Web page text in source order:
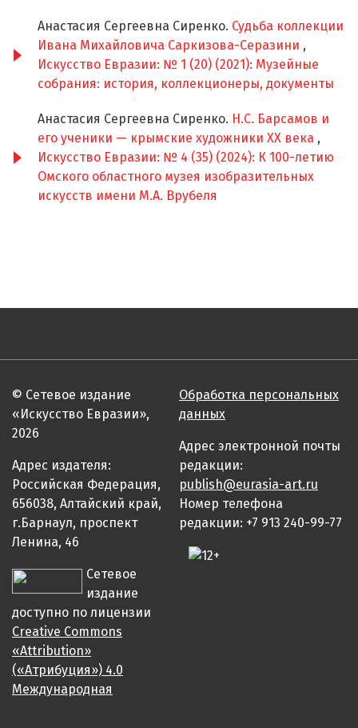
Анастасия Сергеевна Сиренко. Судьба коллекции
Ивана Михайловича Саркизова-Серазини ,
Искусство Евразии: № 1 (20) (2021): Музейные
собрания: история, коллекционеры, документы
Анастасия Сергеевна Сиренко. Н.С. Барсамов и
его ученики — крымские художники XX века ,
Искусство Евразии: № 4 (35) (2024): К 100-летию
Омского областного музея изобразительных
искусств имени М.А. Врубеля
© Сетевое издание
«Искусство Евразии»,
2026
Адрес издателя:
Российская Федерация,
656038, Алтайский край,
г.Барнаул, проспект
Ленина, 46
Сетевое
издание
доступно по лицензии
Creative Commons
«Attribution»
(«Атрибуция») 4.0
Международная
Обработка персональных
данных
Адрес электронной почты
редакции:
publish@eurasia-art.ru
Номер телефона
редакции: +7 913 240-99-77